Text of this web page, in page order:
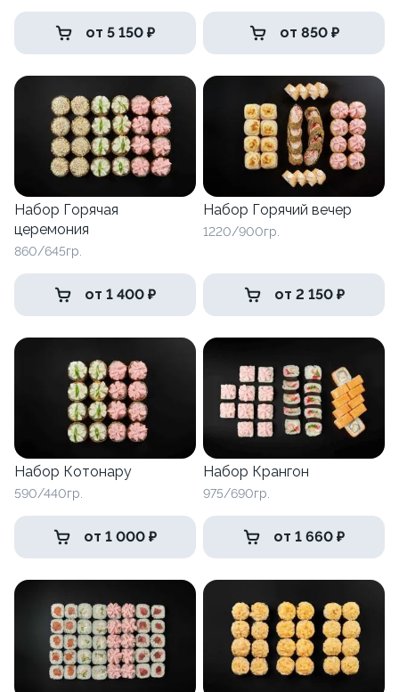
от 5 150 ₽ от 850 ₽
Набор Горячая
церемония
860/645гр.
от 1 400 ₽
Набор Горячий вечер
1220/900гр.
от 2 150 ₽
Набор Котонару
590/440гр.
от 1 000 ₽
Набор Крангон
975/690гр.
от 1 660 ₽